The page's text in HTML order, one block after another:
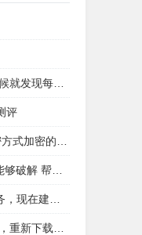
文件，直接吓退我了
评
格式暂时不能支持
我QQ26647625
号），地址：http://gjsq.me/1119226
安装包重装试试